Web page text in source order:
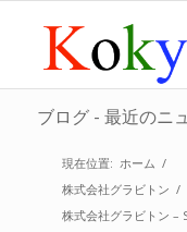
ブログ - 最近のニ
現在位置: ホーム /
株式会社グラビトン /
株式会社グラビトン –